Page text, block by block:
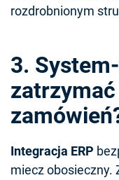
rozdrobnionym
3.
Integracja ERP
miecz obosieczny.